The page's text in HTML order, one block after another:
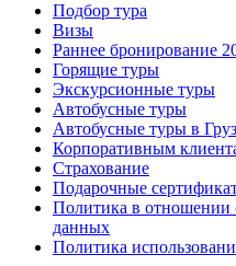
Подбор тура
Визы
Раннее бронирование
Горящие туры
Экскурсионные туры
Автобусные туры
Автобусные туры в
Корпоративным
Страхование
Подарочные
Политика в отношении
данных
Политика